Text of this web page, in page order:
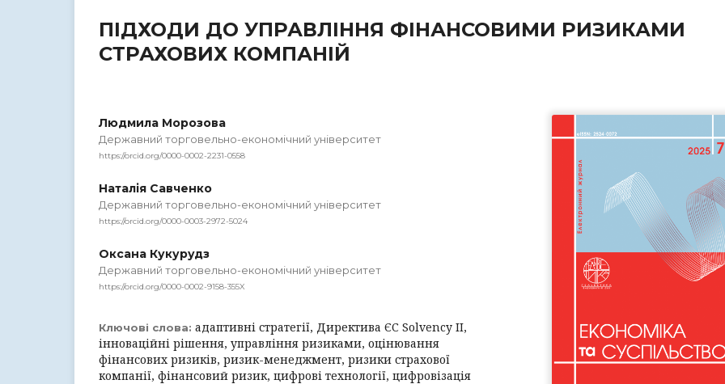
ПІДХОДИ ДО УПРАВЛІННЯ ФІНАНСОВИМИ РИЗИКАМИ
СТРАХОВИХ КОМПАНІЙ
Людмила Морозова
Державний торговельно-економічний університет
https://orcid.org/0000-0002-2231-0558
Наталія Савченко
Державний торговельно-економічний університет
https://orcid.org/0000-0003-2972-5024
Оксана Кукурудз
Державний торговельно-економічний університет
https://orcid.org/0000-0002-9158-355X
Ключові слова: адаптивні стратегії, Директива ЄС Solvency II,
інноваційні рішення, управління ризиками, оцінювання
фінансових ризиків, ризик-менеджмент, ризики страхової
компанії, фінансовий ризик, цифрові технології, цифровізація